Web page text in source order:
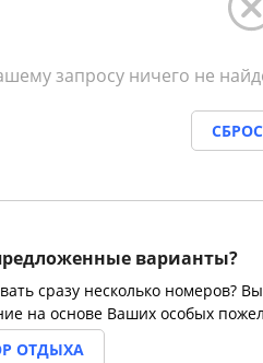
запросу ничего не
варианты?
сразу несколько номеров?
на основе Ваших особых
ОТДЫХА